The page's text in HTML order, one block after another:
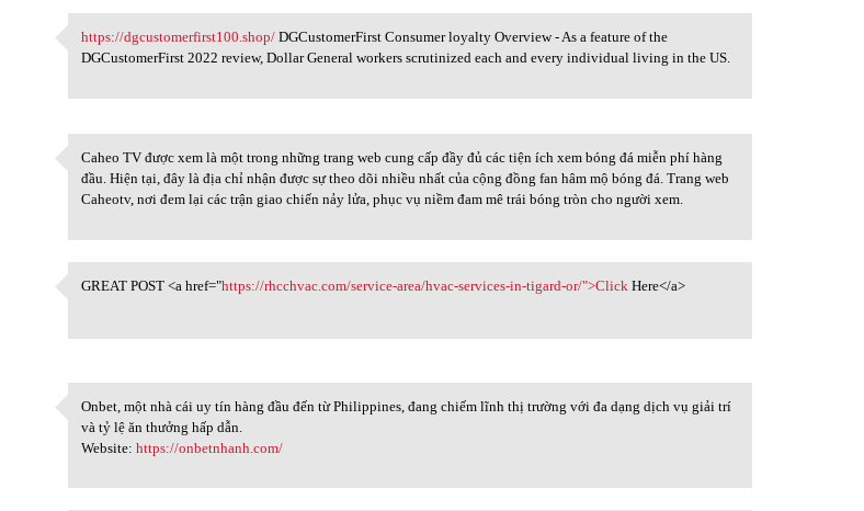
https://dgcustomerfirst100
https://dgcustomerfirst100.shop/ DGCustomerFirst Consumer loyalty Overview - As a feature of the
DGCustomerFirst 2022 review, Dollar General workers scrutinized each and every individual living in the US.
Caheo TV được xem là một
Caheo TV được xem là một trong những trang web cung cấp đầy đủ các tiện ích xem bóng đá miễn phí hàng
đầu. Hiện tại, đây là địa chỉ nhận được sự theo dõi nhiều nhất của cộng đồng fan hâm mộ bóng đá. Trang web
Caheotv, nơi đem lại các trận giao chiến nảy lửa, phục vụ niềm đam mê trái bóng tròn cho người xem.
GREAT POST <a href="https:/
GREAT POST <a href="https://rhcchvac.com/service-area/hvac-services-in-tigard-or/">Click Here</a>
Onbet, một nhà cái uy tín
Onbet, một nhà cái uy tín hàng đầu đến từ Philippines, đang chiếm lĩnh thị trường với đa dạng dịch vụ giải trí
và tỷ lệ ăn thưởng hấp dẫn.
Website:https://onbetnhanh.com/